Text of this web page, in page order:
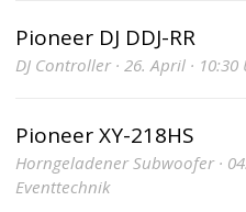
Pioneer DJ DDJ-RR
DJ Controller · 26. April ·
Pioneer XY-218HS
Horngeladener Subwoofer ·
Eventtechnik